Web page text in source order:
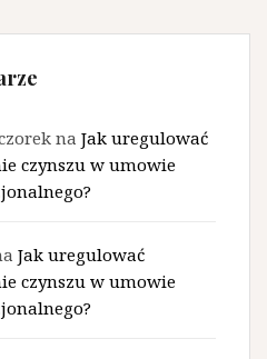
na Jak uregulować
czynszu w umowie
Jak uregulować
czynszu w umowie